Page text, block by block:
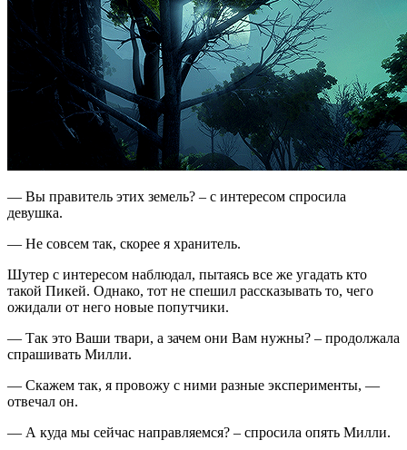
— Вы правитель этих земель? – с интересом спросила
девушка.
— Не совсем так, скорее я хранитель.
Шутер с интересом наблюдал, пытаясь все же угадать кто
такой Пикей. Однако, тот не спешил рассказывать то, чего
ожидали от него новые попутчики.
— Так это Ваши твари, а зачем они Вам нужны? – продолжала
спрашивать Милли.
— Скажем так, я провожу с ними разные эксперименты, —
отвечал он.
— А куда мы сейчас направляемся? – спросила опять Милли.